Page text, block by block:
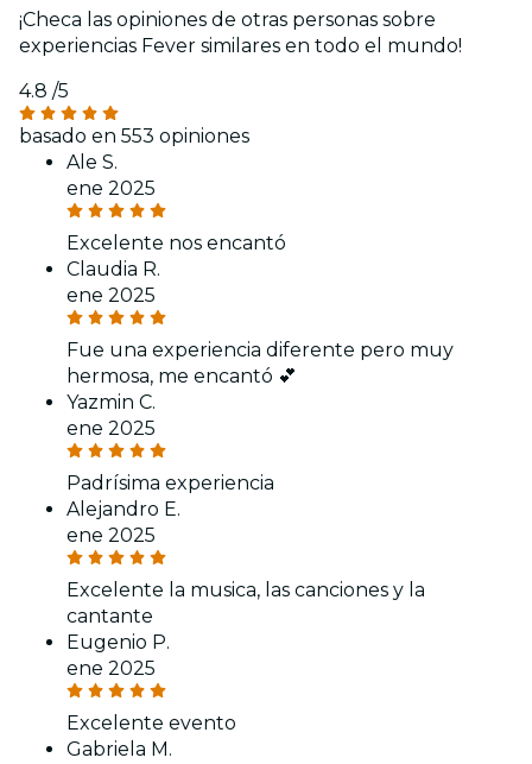
¡Checa las opiniones de otras personas sobre
experiencias Fever similares en todo el mundo!
4.8 /5
basado en 553 opiniones
Ale S.
ene 2025
Excelente nos encantó
Claudia R.
ene 2025
Fue una experiencia diferente pero muy
hermosa, me encantó 💕
Yazmin C.
ene 2025
Padrísima experiencia
Alejandro E.
ene 2025
Excelente la musica, las canciones y la
cantante
Eugenio P.
ene 2025
Excelente evento
Gabriela M.